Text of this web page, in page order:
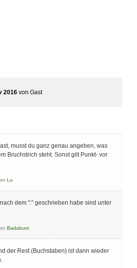
2016 von Gast
musst du ganz genau angeben, was
Bruchstrich steht. Sonst gilt Punkt- vor
Lu
dem ":" geschrieben habe sind unter
Badabum
der Rest (Buchstaben) ist dann wieder